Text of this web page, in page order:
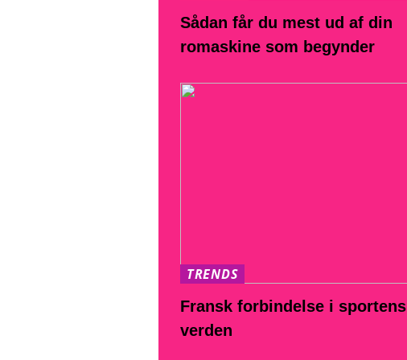
Sådan får du mest ud af din
romaskine som begynder
TRENDS
Fransk forbindelse i sportens
verden